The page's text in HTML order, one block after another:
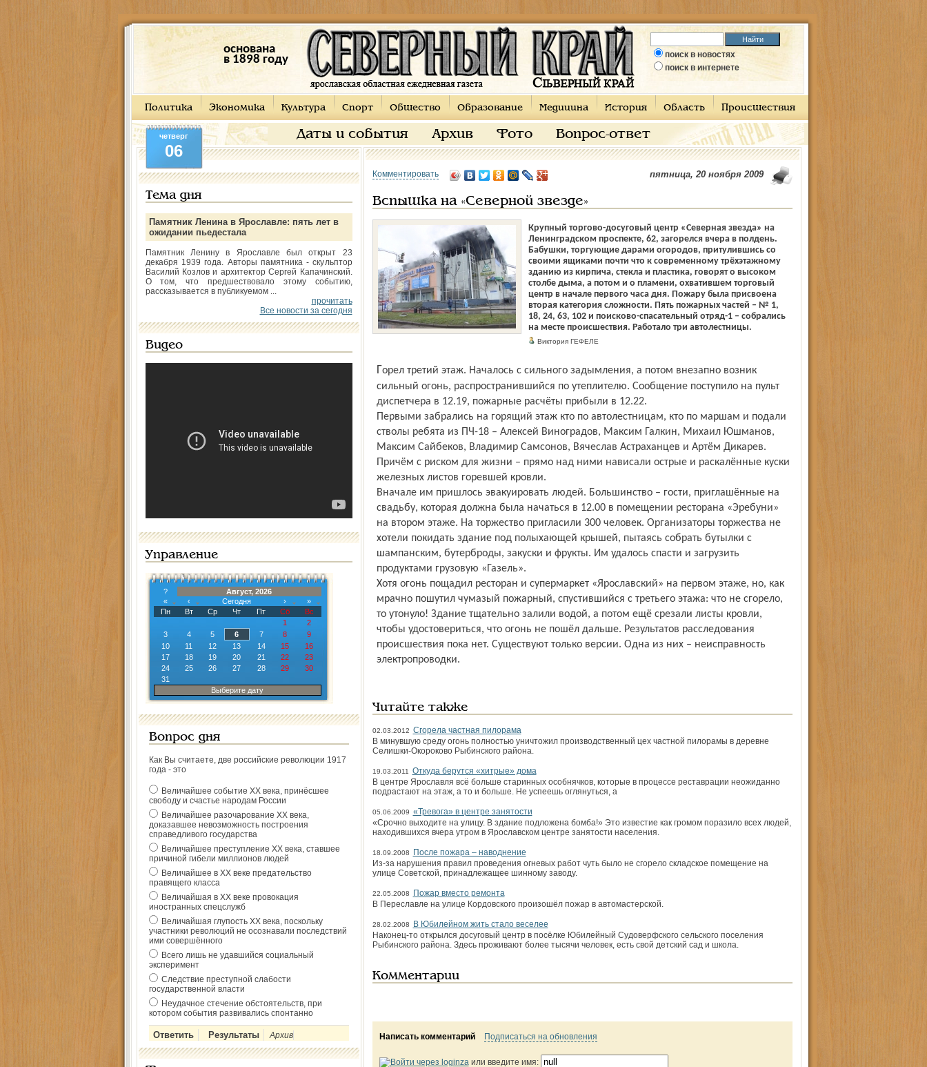
основана
в 1898 году
поиск в новостях
поиск в интернете
Политика Экономика Культура Спорт Общество Образование Медицина История Область Происшествия
Даты и события Архив Фото Вопрос-ответ
четверг
06
Тема дня
Памятник Ленина в Ярославле: пять лет в
ожидании пьедестала
Памятник Ленину в Ярославле был открыт 23
декабря 1939 года. Авторы памятника - скульптор
Василий Козлов и архитектор Сергей Капачинский.
О том, что предшествовало этому событию,
рассказывается в публикуемом ...
прочитать
Все новости за сегодня
Видео
Управление
?
Август, 2026
«
‹ Сегодня ›
»
Пн
Вт Ср Чт Пт Сб
Вс
1
2
3
4 5 6 7 8
9
10
11 12 13 14 15
16
17
18 19 20 21 22
23
24
25 26 27 28 29
30
31
Выберите дату
Вопрос дня
Как Вы считаете, две российские революции 1917
года - это
Величайшее событие ХХ века, принёсшее
свободу и счастье народам России
Величайшее разочарование ХХ века,
доказавшее невозможность построения
справедливого государства
Величайшее преступление ХХ века, ставшее
причиной гибели миллионов людей
Величайшее в ХХ веке предательство
правящего класса
Величайшая в ХХ веке провокация
иностранных спецслужб
Величайшая глупость ХХ века, поскольку
участники революций не осознавали последствий
ими совершённого
Всего лишь не удавшийся социальный
эксперимент
Следствие преступной слабости
государственной власти
Неудачное стечение обстоятельств, при
котором события развивались спонтанно
Архив
Комментировать пятница, 20 ноября 2009
Вспышка на «Северной звезде»
Крупный торгово-досуговый центр «Северная звезда» на
Ленинградском проспекте, 62, загорелся вчера в полдень.
Бабушки, торгующие дарами огородов, притулившись со
своими ящиками почти что к современному трёхэтажному
зданию из кирпича, стекла и пластика, говорят о высоком
столбе дыма, а потом и о пламени, охватившем торговый
центр в начале первого часа дня. Пожару была присвоена
вторая категория сложности. Пять пожарных частей – № 1,
18, 24, 63, 102 и поисково-спасательный отряд-1 – собрались
на месте происшествия. Работало три автолестницы.
Виктория ГЕФЕЛЕ
Горел третий этаж. Началось с сильного задымления, а потом внезапно возник
сильный огонь, распространившийся по утеплителю. Сообщение поступило на пульт
диспетчера в 12.19, пожарные расчёты прибыли в 12.22.
Первыми забрались на горящий этаж кто по автолестницам, кто по маршам и подали
стволы ребята из ПЧ-18 – Алексей Виноградов, Максим Галкин, Михаил Юшманов,
Максим Сайбеков, Владимир Самсонов, Вячеслав Астраханцев и Артём Дикарев.
Причём с риском для жизни – прямо над ними нависали острые и раскалённые куски
железных листов горевшей кровли.
Вначале им пришлось эвакуировать людей. Большин­ство – гости, приглашённые на
свадьбу, которая должна была начаться в 12.00 в помещении ресторана «Эребуни»
на втором этаже. На торжество пригласили 300 человек. Организаторы торжества не
хотели покидать здание под полыхающей крышей, пытаясь собрать бутылки с
шампанским, бутерброды, закуски и фрукты. Им удалось спасти и загрузить
продуктами грузовую «Газель».
Хотя огонь пощадил ресторан и супермаркет «Ярослав­ский» на первом этаже, но, как
мрачно пошутил чумазый пожарный, спустившийся с третьего этажа: что не сгорело,
то утонуло! Здание тщательно залили водой, а потом ещё срезали листы кровли,
чтобы удостовериться, что огонь не пошёл дальше. Результатов расследования
происшествия пока нет. Существуют только версии. Одна из них – неисправность
электропроводки.
Читайте также
02.03.2012 Сгорела частная пилорама
В минувшую среду огонь полностью уничтожил производ­ственный цех частной пилорамы в деревне
Селишки-Окороково Рыбинского района.
19.03.2011
Откуда берутся «хитрые» дома
В центре Ярославля всё больше старинных особнячков, которые в процессе реставрации неожиданно
подрастают на этаж, а то и больше. Не успеешь оглянуться, а
05.06.2009 «Тревога» в центре занятости
«Срочно выходите на улицу. В здание подложена бомба!» Это известие как громом поразило всех людей,
находившихся вчера утром в Ярославском центре занятости населения.
18.09.2008
После пожара – наводнение
Из-за нарушения правил проведения огневых работ чуть было не сгорело складское помещение на
улице Советской, принадлежащее шинному за­воду.
22.05.2008
Пожар вместо ремонта
В Переславле на улице Кордовского произошёл пожар в автомастерской.
28.02.2008
В Юбилейном жить стало веселее
Наконец-то открылся досуговый центр в посёлке Юбилейный Судоверфского сельского поселения
Рыбинского района. Здесь проживают более тысячи человек, есть свой детский сад и школа.
Комментарии
Написать комментарий Подписаться на обновления
или введите имя: